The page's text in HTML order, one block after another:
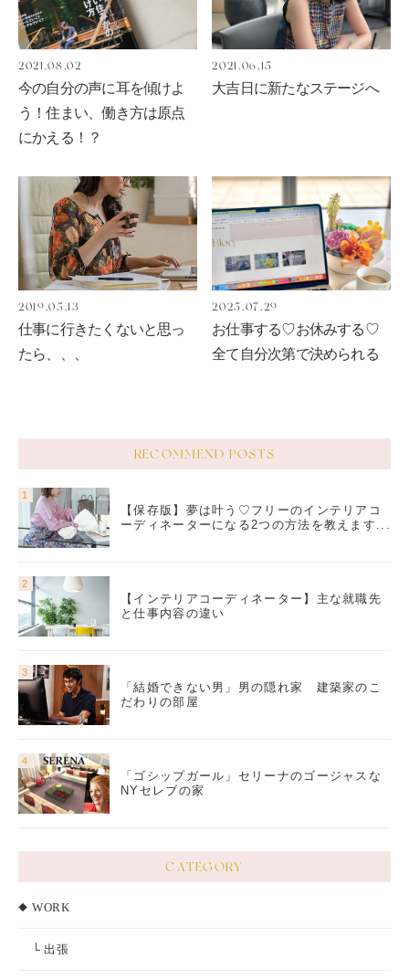
2021.08.02
今の自分の声に耳を傾けよ
う！住まい、働き方は原点
にかえる！？
2021.06.15
大吉日に新たなステージへ
2019.05.13
仕事に行きたくないと思っ
たら、、、
2025.07.29
お仕事する♡お休みする♡
全て自分次第で決められる
RECOMMEND POSTS
【保存版】夢は叶う♡フリーのインテリアコ
ーディネーターになる2つの方法を教えます...
【インテリアコーディネーター】主な就職先
と仕事内容の違い
「結婚できない男」男の隠れ家 建築家のこ
だわりの部屋
「ゴシップガール」セリーナのゴージャスな
NYセレブの家
CATEGORY
WORK
└ 出張